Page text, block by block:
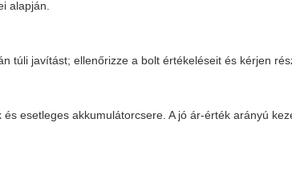
alapján.
túli javítást; ellenőrizze a bolt értékeléseit és kérjen
esetleges akkumulátorcsere. A jó ár-érték arányú